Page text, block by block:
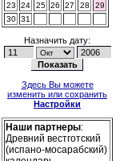
23
24 25 26 27 28
29
30 31
Назначить дату:
Здесь Вы можете
изменить или сохранить
Настройки
Наши партнеры:
Древний вестготский
(испано-мосарабский)